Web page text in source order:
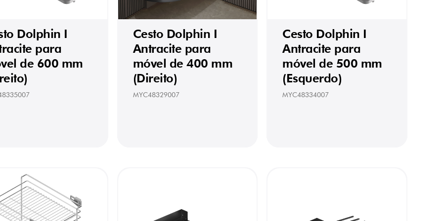
Dolphin I
para
de 600 mm
Cesto Dolphin I
Antracite para
móvel de 400 mm
(Direito)
MYC48329007
Cesto Dolphin I
Antracite para
móvel de 500 mm
(Esquerdo)
MYC48334007